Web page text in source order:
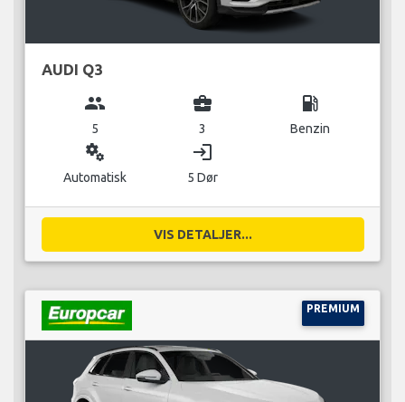
AUDI Q3
group
5
business_center
3
local_gas_station
Benzin
miscellaneous_services
Automatisk
login
5 Dør
VIS DETALJER...
PREMIUM